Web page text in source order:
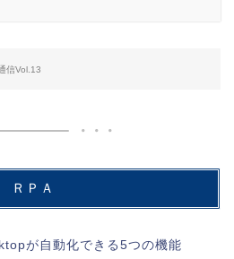
信Vol.13
ＲＰＡ
が自動化できる5つの機能